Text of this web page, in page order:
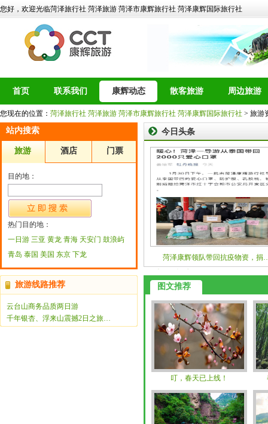
您好，欢迎光临菏泽旅行社 菏泽旅游 菏泽市康辉旅行社 菏泽康辉国际旅行社
首页 联系我们 康辉动态 散客旅游 周边旅游
您现在的位置： 菏泽旅行社 菏泽旅游 菏泽市康辉旅行社 菏泽康辉国际旅行社 > 旅游
站内搜索
旅游 酒店 门票
目的地：
热门目的地：
一日游 三亚 黄龙 青海 天安门 鼓浪屿
青岛 泰国 美国 东京 下龙
今日头条
菏泽康辉领队带回抗疫物资，捐
泽康辉走访
旅游线路推荐
云台山商务品质两日游
千年银杏、浮来山震撼2日之旅…
图文推荐
叮，春天已上线！